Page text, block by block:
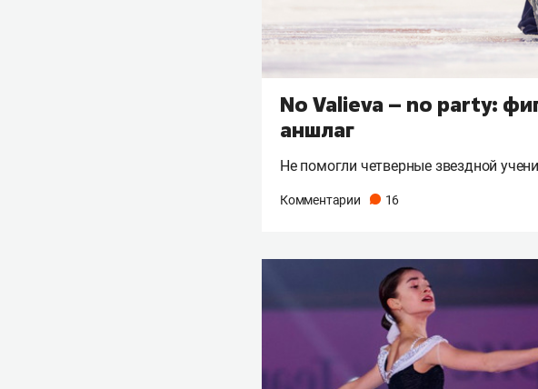
No Valieva – no party:
аншлаг
Не помогли четверные звездной
Комментарии 16